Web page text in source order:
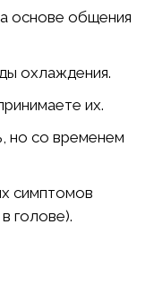
основе общения
охлаждения.
их.
но со временем
симптомов
голове).